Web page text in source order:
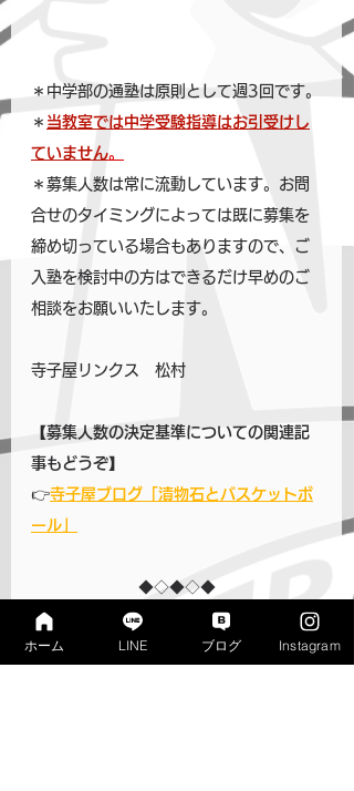
＊中学部の通塾は原則として週3回です。
＊ 当教室では中学受験指導はお引受けし
ていません。
＊募集人数は常に流動しています。お問
合せのタイミングによっては既に募集を
締め切っている場合もありますので、ご
入塾を検討中の方はできるだけ早めのご
相談をお願いいたします。
寺子屋リンクス　松村
【募集人数の決定基準についての関連記
事もどうぞ】
👉寺子屋ブログ「漬物石とバスケットボ
ール」
◆◇◆◇◆
★小学部のご案内はこちらから
ホーム LINE ブログ Instagram